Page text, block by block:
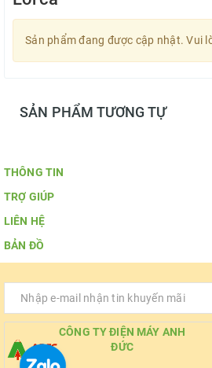
Sản phẩm đang được cập nhật. Vui
SẢN PHẨM TƯƠNG TỰ
THÔNG TIN
TRỢ GIÚP
LIÊN HỆ
BẢN ĐỒ
CÔNG TY ĐIỆN MÁY ANH
ĐỨC